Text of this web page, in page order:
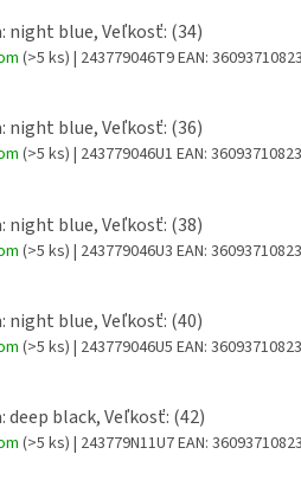
night blue, Veľkosť: (34)
(>5 ks) | 243779046T9EAN:
night blue, Veľkosť: (36)
(>5 ks) | 243779046U1 EAN:
night blue, Veľkosť: (38)
(>5 ks) | 243779046U3 EAN:
night blue, Veľkosť: (40)
(>5 ks) | 243779046U5 EAN:
deep black, Veľkosť: (42)
(>5 ks) | 243779N11U7EAN: